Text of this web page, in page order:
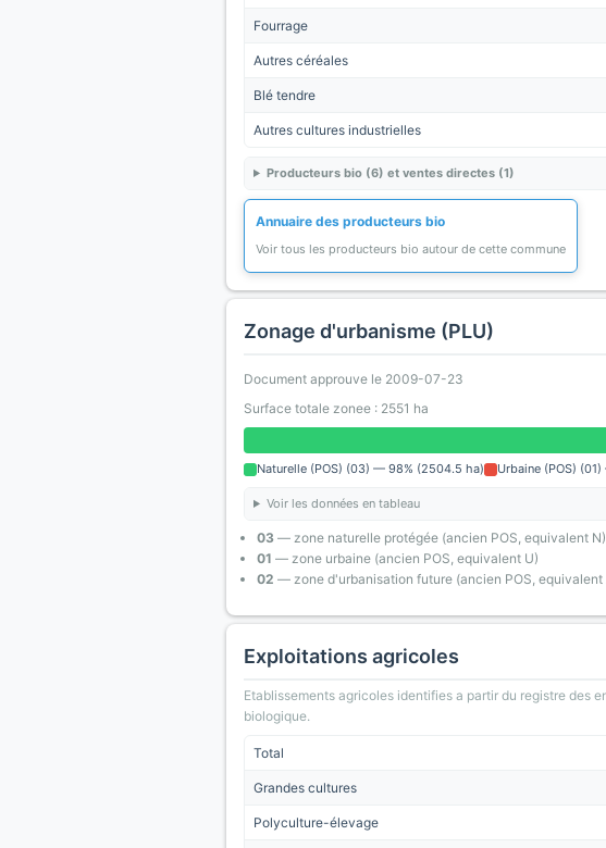
Fourrage
Autres céréales
Blé tendre
Autres cultures industrielles
Producteurs bio (6) et ventes directes (1)
Annuaire des producteurs bio
Voir tous les producteurs bio autour de cette commune
Zonage d'urbanisme (PLU)
Document approuve le 2009-07-23
Surface totale zonee : 2551 ha
Naturelle (POS) (03) — 98% (2504.5 ha) Urbaine (POS)
Voir les données en tableau
03 — zone naturelle protégée (ancien POS, equivalent N)
01 — zone urbaine (ancien POS, equivalent U)
02 — zone d'urbanisation future (ancien POS, equivalent
Exploitations agricoles
Etablissements agricoles identifies a partir du registre des
biologique.
Total
Grandes cultures
Polyculture-élevage